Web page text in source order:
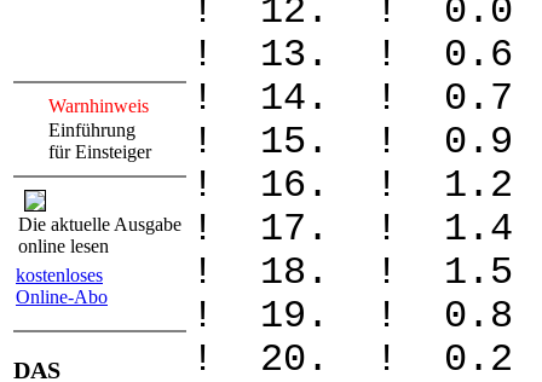
Warnhinweis
Einführung
für Einsteiger
Die aktuelle Ausgabe
online lesen
kostenloses
Online-Abo
DAS
! 12. !
! 13. !
! 14. !
! 15. !
! 16. !
! 17. !
! 18. !
! 19. !
! 20. !